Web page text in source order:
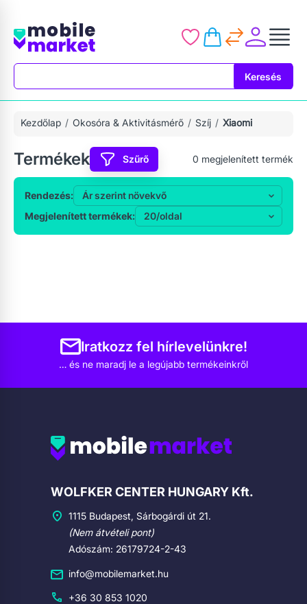
Keresés
Kezdőlap Okosóra & Aktivitásmérő Szíj Xiaomi
Termékek Szűrő 0 megjelenített termék
Rendezés:
Megjelenített termékek:
Iratkozz fel hírlevelünkre!
… és ne maradj le a legújabb termékeinkről
Cégadatok
WOLFKER CENTER HUNGARY Kft.
1115 Budapest, Sárbogárdi út 21.
(Nem átvételi pont)
Adószám: 26179724-2-43
info@mobilemarket.hu
+36 30 853 1020